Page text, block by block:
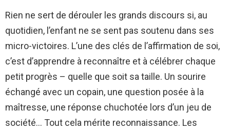
Rien ne sert de dérouler les grands discours si, au
quotidien, l’enfant ne se sent pas soutenu dans ses
micro-victoires. L’une des clés de l’affirmation de soi,
c’est d’apprendre à reconnaître et à célébrer chaque
petit progrès – quelle que soit sa taille. Un sourire
échangé avec un copain, une question posée à la
maîtresse, une réponse chuchotée lors d’un jeu de
société… Tout cela mérite reconnaissance. Les